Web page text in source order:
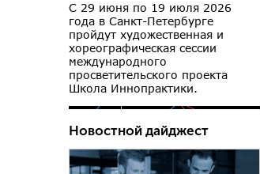
С 29 июня по 19 июля 2026
года в Санкт-Петербурге
пройдут художественная и
хореографическая сессии
международного
просветительского проекта
Школа Иннопрактики.
Новостной дайджест